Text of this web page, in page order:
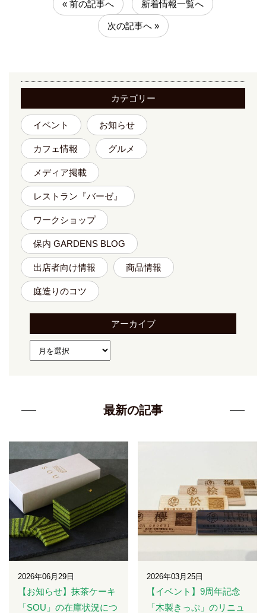
« 前の記事へ 新着情報一覧へ
次の記事へ »
カテゴリー
イベント お知らせ
カフェ情報 グルメ
メディア掲載
レストラン『バーゼ』
ワークショップ
保内 GARDENS BLOG
出店者向け情報 商品情報
庭造りのコツ
アーカイブ
最新の記事
2026年06月29日
【お知らせ】抹茶ケーキ
「SOU」の在庫状況につ
2026年03月25日
【イベント】9周年記念
「木製きっぷ」のリニュ